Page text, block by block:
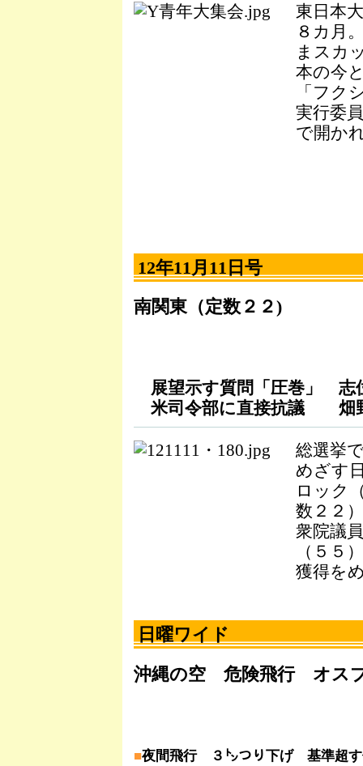
東日本
８カ月
まスカ
本の今
「フク
実行委
で開か
12年11月11日号
南関東（定数２２)
展望示す質問「圧巻」 志
米司令部に直接抗議 畑
総選挙
めざす
ロック
数２２
衆院議
（５５
獲得を
日曜ワイド
沖縄の空 危険飛行 オス
■夜間飛行 ３㌧つり下げ 基準超